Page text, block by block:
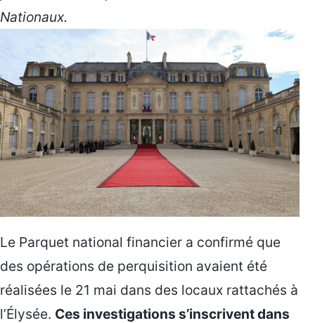
Nationaux.
Le Parquet national financier a confirmé que
des opérations de perquisition avaient été
réalisées le 21 mai dans des locaux rattachés à
l’Élysée. Ces investigations s’inscrivent dans